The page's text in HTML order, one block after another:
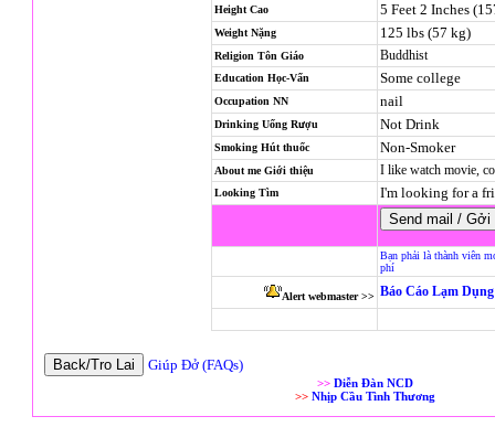
Height Cao 5 Feet 2 Inches
Weight Nặng 125 lbs (57 kg)
Religion Tôn Giáo Buddhist
Education Học-Vấn Some college
Occupation NN nail
Drinking Uống Rượu Not Drink
Smoking Hút thuốc Non-Smoker
About me Giới thiệu I like watch movie,
Looking Tìm I'm looking for a
Bạn phải là thành viên
phí
Alert webmaster >> Báo Cáo Lạm
Giúp Đở (FAQs)
>> Diễn Đàn NCD
>> Nhịp Cầu Tình Thương